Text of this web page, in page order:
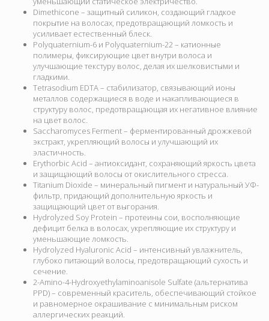
Dimethicone – защитный силикон, создающий гладкое
покрытие на волосах, предотвращающий ломкость и
усиливает естественный блеск.
Polyquaternium-6 и Polyquaternium-22 – катионные
полимеры, фиксирующие цвет внутри волоса и
улучшающие текстуру волос, делая их шелковистыми и
гладкими.
Tetrasodium EDTA – стабилизатор, связывающий ионы
металлов содержащиеся в воде и накапливающиеся в
структуру волос, предотвращающая их негативное влияние
на цвет волос.
Saccharomyces Ferment – ферментированный дрожжевой
экстракт, укрепляющий волосы и улучшающий их
эластичность.
Erythorbic Acid – антиоксидант, сохраняющий яркость цвета
и защищающий волосы от окислительного стресса.
Titanium Dioxide – минеральный пигмент и натуральный УФ-
фильтр, придающий дополнительную яркость и
защищающий цвет от выгорания.
Hydrolyzed Soy Protein – протеины сои, восполняющие
дефицит белка в волосах, укрепляющие их структуру и
уменьшающие ломкость.
Hydrolyzed Hyaluronic Acid – интенсивный увлажнитель,
глубоко питающий волосы, предотвращающий сухость и
сечение.
2-Amino-4-Hydroxyethylaminoanisole Sulfate (альтернатива
PPD) – современный краситель, обеспечивающий стойкое
и равномерное окрашивание с минимальным риском
аллергических реакций.